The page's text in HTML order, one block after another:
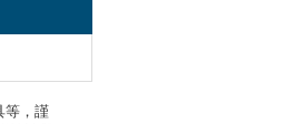
等，謹